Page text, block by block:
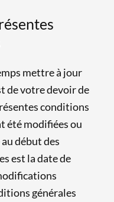
mettre à jour
de votre devoir de
conditions
été modifiées ou
début des
est la date de
générales